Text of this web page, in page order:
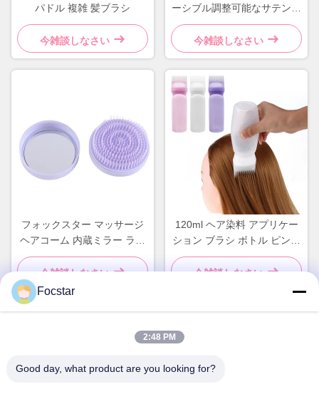
パドル 複雑 髪ブラシ
今雑談しなさい
ーシブル調整可能なサテンヘ
アキャップ
今雑談しなさい
フォックスター マッサージ
ヘアコーム 内蔵ミラー ラウ
ンドプラスチックヘアブラシ
パープル
今雑談しなさい
120ml ヘア染料 アプリケー
ション ブラシ ボトル ピンク
ヘア染料 ボトル シャンプー
今雑談しなさい
Focstar
2:48 PM
Good day, what product are you looking for?